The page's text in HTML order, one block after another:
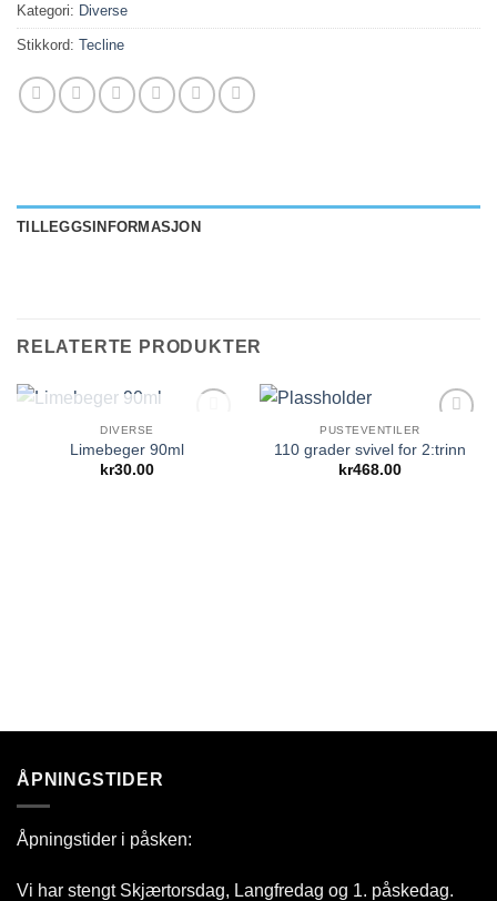
Kategori: Diverse
Stikkord: Tecline
TILLEGGSINFORMASJON
RELATERTE PRODUKTER
Wishlist
UTSOLGT
DIVERSE
Limebeger 90ml
kr30.00
Wishlist
PUSTEVENTILER
110 grader svivel for 2:trinn
kr468.00
ÅPNINGSTIDER
Åpningstider i påsken:
Vi har stengt Skjærtorsdag, Langfredag og 1. påskedag.